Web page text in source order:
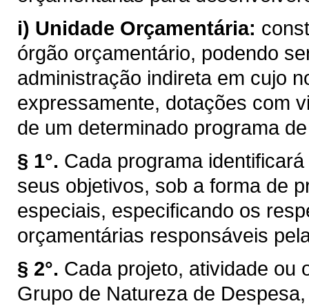
i) Unidade Orçamentária:
órgão orçamentário, podendo
administração indireta em cujo
expressamente, dotações com
de um determinado programa
§ 1°. Cada programa
seus objetivos, sob a forma de
especiais, especificando os
orçamentárias responsáveis
§ 2°. Cada projeto, atividade ou
Grupo de Natureza de